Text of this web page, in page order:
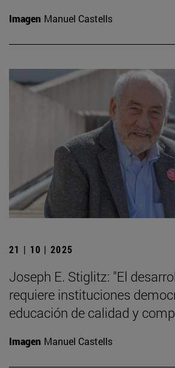
Imagen Manuel Castells
21 | 10 | 2025
Joseph E. Stiglitz: "El
requiere instituciones
educación de calidad y
Imagen Manuel Castells